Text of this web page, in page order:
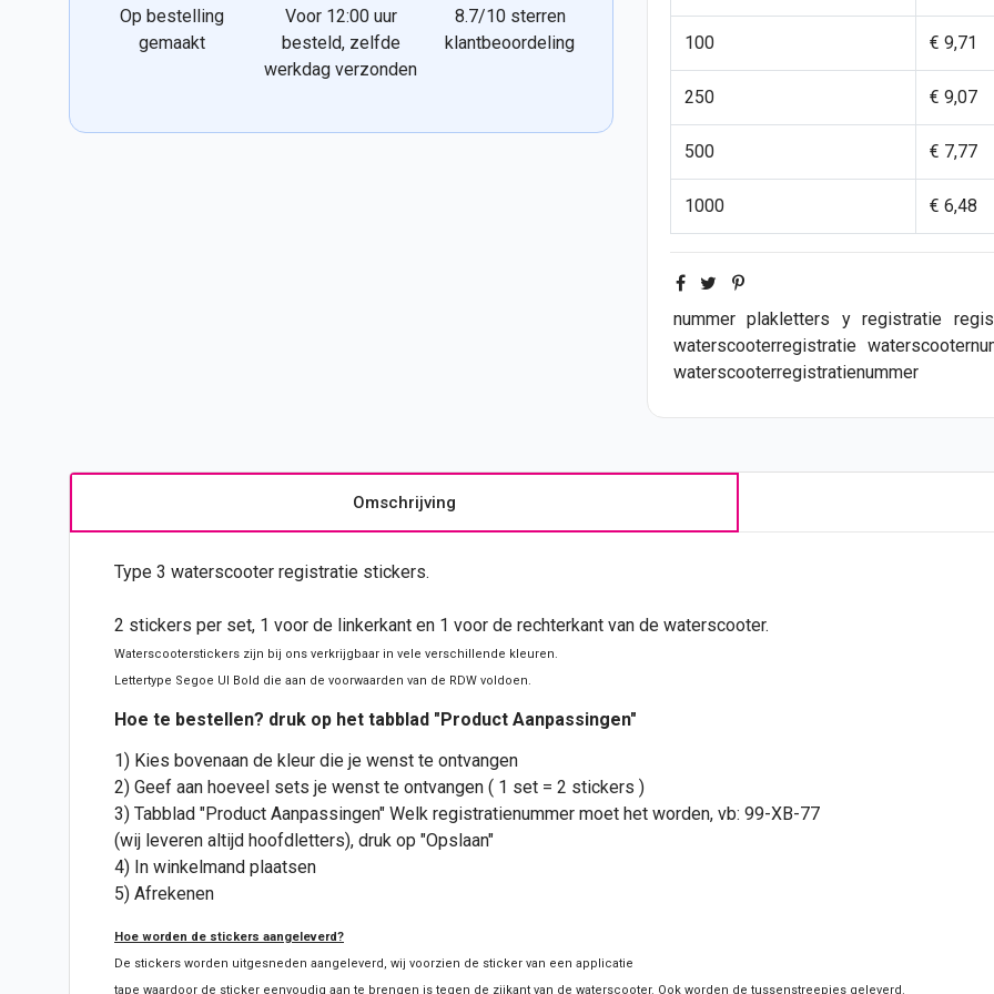
Op bestelling
gemaakt
Voor 12:00 uur
besteld, zelfde
werkdag verzonden
8.7/10 sterren
klantbeoordeling
100 € 9,71
250 € 9,07
500 € 7,77
1000 € 6,48
nummer plakletters y registratie
waterscooterregistratie
waterscooterregistratienummer
Omschrijving
Type 3 waterscooter registratie stickers.
2 stickers per set, 1 voor de linkerkant en 1 voor de rechterkant van de waterscooter.
Waterscooterstickers zijn bij ons verkrijgbaar in vele verschillende kleuren.
Lettertype Segoe UI Bold die aan de voorwaarden van de RDW voldoen.
Hoe te bestellen? druk op het tabblad "Product Aanpassingen"
1) Kies bovenaan de kleur die je wenst te ontvangen
2) Geef aan hoeveel sets je wenst te ontvangen ( 1 set = 2 stickers )
3) Tabblad "Product Aanpassingen" Welk registratienummer moet het worden, vb: 99-XB-77
(wij leveren altijd hoofdletters), druk op "Opslaan"
4) In winkelmand plaatsen
5) Afrekenen
Hoe worden de stickers aangeleverd?
De stickers worden uitgesneden aangeleverd, wij voorzien de sticker van een applicatie
tape waardoor de sticker eenvoudig aan te brengen is tegen de zijkant van de waterscooter. Ook worden de tussenstreepjes geleverd.